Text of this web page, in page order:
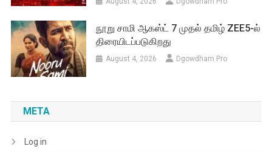
நூறு சாமி ஆகஸ்ட் 7 முதல் தமிழ் ZEE5-ல்
திரையிடப்படுகிறது
August 4, 2026 Dgowdham Pro
META
Log in